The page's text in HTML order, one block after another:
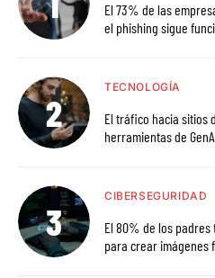
El 73% de las
el phishing sigue
TECNOLOGÍA
El tráfico hacia sitios
herramientas de
CIBERSEGURIDAD
El 80% de los
para crear imágenes